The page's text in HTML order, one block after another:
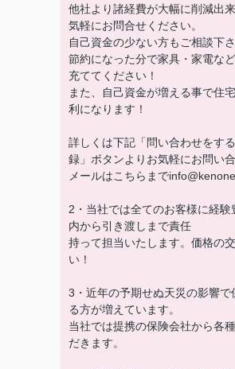
他社より諸経費が大幅に削減出
気軽にお問合せください。
自己資金の少ない方もご相談下さ
節約になった分で家具・家電な
充ててください！
また、自己資金が増える事で住
利になります！
詳しくは下記「問い合わせをす
録」ボタンよりお気軽にお問い
メールはこちらまで
2・当社では全てのお客様に経験
内から引き渡しまで責任
持って担当いたします。価格の
い！
3・近年の予期せぬ天災の影響
る方が増えています。
当社では提携の保険会社から各
だきます。